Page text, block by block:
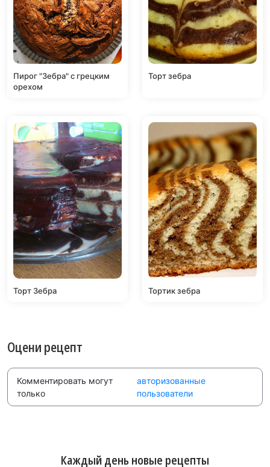
Пирог "Зебра" с грецким
орехом
Торт зебра
Торт Зебра Тортик зебра
Оцени рецепт
Комментировать могут
только
авторизованные
пользователи
Каждый день новые рецепты